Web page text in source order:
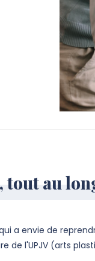
tout au
a envie de
de l'UPJV (arts